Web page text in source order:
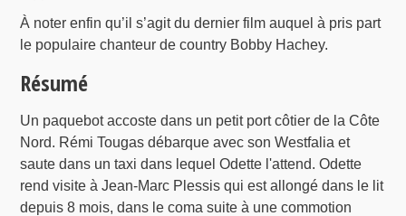
À noter enfin qu’il s’agit du dernier film auquel à pris part
le populaire chanteur de country Bobby Hachey.
Résumé
Un paquebot accoste dans un petit port côtier de la Côte
Nord. Rémi Tougas débarque avec son Westfalia et
saute dans un taxi dans lequel Odette l'attend. Odette
rend visite à Jean-Marc Plessis qui est allongé dans le lit
depuis 8 mois, dans le coma suite à une commotion